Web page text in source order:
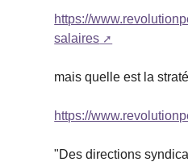
https://
salaires
mais quelle est la
https://
"Des directions